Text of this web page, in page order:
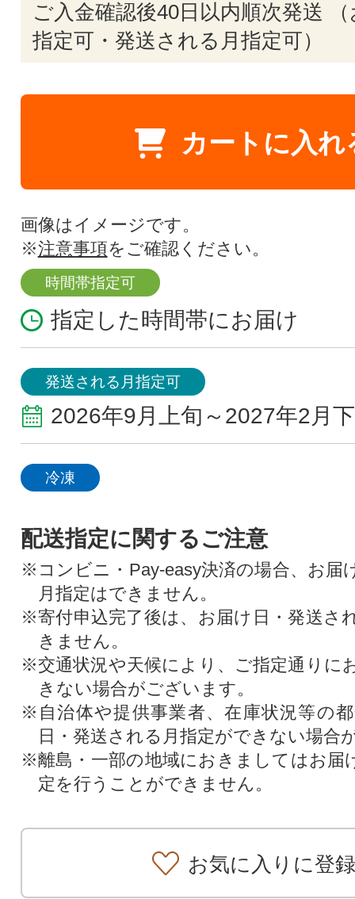
ご入金確認後40日以内順次発送
指定可・発送される月指定可）
カートに入れ
画像はイメージです。
※注意事項をご確認ください。
時間帯指定可
指定した時間帯にお届け
発送される月指定可
2026年9月上旬～2027年2月
冷凍
配送指定に関するご注意
※コンビニ・Pay-easy決済の場合、お届
月指定はできません。
※寄付申込完了後は、お届け日・発送さ
きません。
※交通状況や天候により、ご指定通りに
きない場合がございます。
※自治体や提供事業者、在庫状況等の
日・発送される月指定ができない場合
※離島・一部の地域におきましてはお届
定を行うことができません。
お気に入りに登録